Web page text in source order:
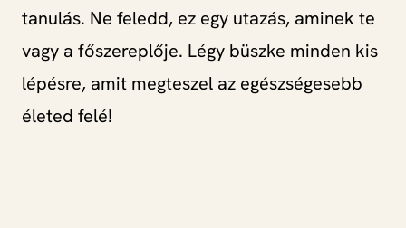
tanulás. Ne feledd, ez egy utazás, aminek te
vagy a főszereplője. Légy büszke minden kis
lépésre, amit megteszel az egészségesebb
életed felé!